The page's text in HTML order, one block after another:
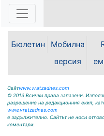
даде сцена на
първи изяви пред
изпълнители с вече
отличия, утвърдени
гостуващи формации
юбилейното...
Бюлетин
Мобилна
версия
Сайтwww.vratzadnes.com
© 2013 Всички права запазени.
разрешение на редакционния екип,
www.vratzadnes.com
е задължително. Сайтът не носи
коментари.